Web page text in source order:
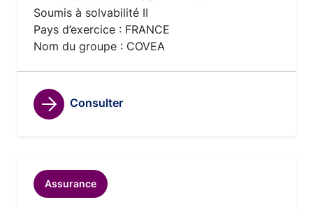
Soumis à solvabilité II
Pays d’exercice : FRANCE
Nom du groupe : COVEA
Consulter
Assurance